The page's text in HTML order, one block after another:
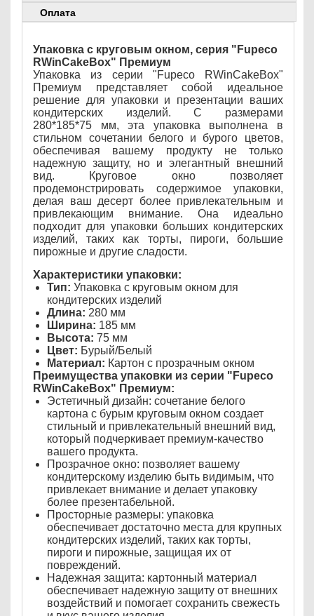
Оплата
Упаковка с круговым окном, серия "Fupeco
RWinCakeBox" Премиум
Упаковка из серии "Fupeco RWinCakeBox"
Премиум представляет собой идеальное
решение для упаковки и презентации ваших
кондитерских изделий. С размерами
280*185*75 мм, эта упаковка выполнена в
стильном сочетании белого и бурого цветов,
обеспечивая вашему продукту не только
надежную защиту, но и элегантный внешний
вид. Круговое окно позволяет
продемонстрировать содержимое упаковки,
делая ваш десерт более привлекательным и
привлекающим внимание. Она идеально
подходит для упаковки больших кондитерских
изделий, таких как торты, пироги, большие
пирожные и другие сладости.
Характеристики упаковки:
Тип: Упаковка с круговым окном для
кондитерских изделий
Длина: 280 мм
Ширина: 185 мм
Высота: 75 мм
Цвет: Бурый/Белый
Материал: Картон с прозрачным окном
Преимущества упаковки из серии "Fupeco
RWinCakeBox" Премиум:
Эстетичный дизайн: сочетание белого
картона с бурым круговым окном создает
стильный и привлекательный внешний вид,
который подчеркивает премиум-качество
вашего продукта.
Прозрачное окно: позволяет вашему
кондитерскому изделию быть видимым, что
привлекает внимание и делает упаковку
более презентабельной.
Просторные размеры: упаковка
обеспечивает достаточно места для крупных
кондитерских изделий, таких как торты,
пироги и пирожные, защищая их от
повреждений.
Надежная защита: картонный материал
обеспечивает надежную защиту от внешних
воздействий и помогает сохранить свежесть